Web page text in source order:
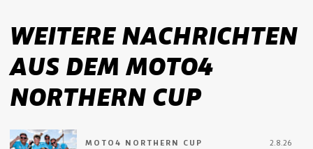
WEITERE NACHRICHTEN
AUS DEM MOTO4
NORTHERN CUP
MOTO4 NORTHERN CUP 2.8.26